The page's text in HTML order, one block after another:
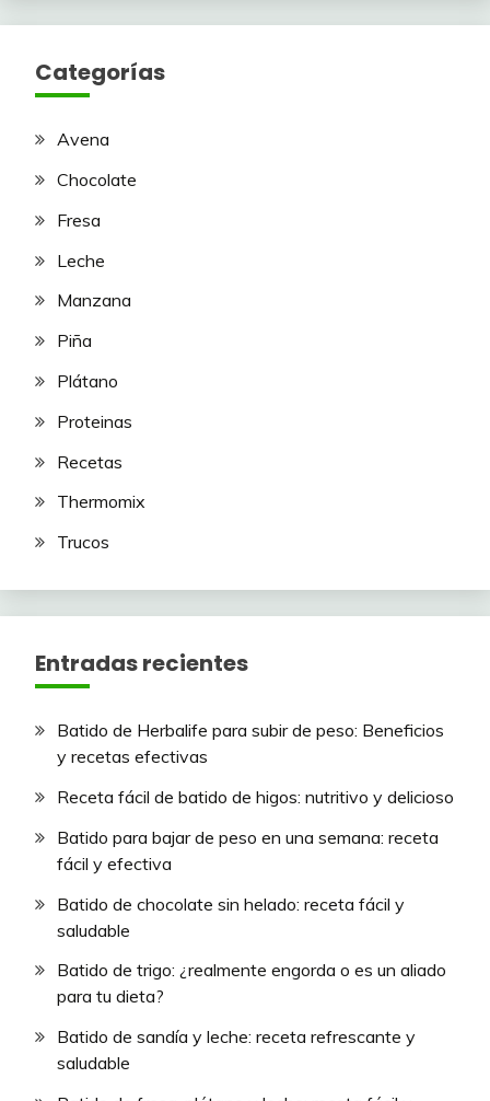
Categorías
Avena
Chocolate
Fresa
Leche
Manzana
Piña
Plátano
Proteinas
Recetas
Thermomix
Trucos
Entradas recientes
Batido de Herbalife para subir de peso: Beneficios
y recetas efectivas
Receta fácil de batido de higos: nutritivo y delicioso
Batido para bajar de peso en una semana: receta
fácil y efectiva
Batido de chocolate sin helado: receta fácil y
saludable
Batido de trigo: ¿realmente engorda o es un aliado
para tu dieta?
Batido de sandía y leche: receta refrescante y
saludable